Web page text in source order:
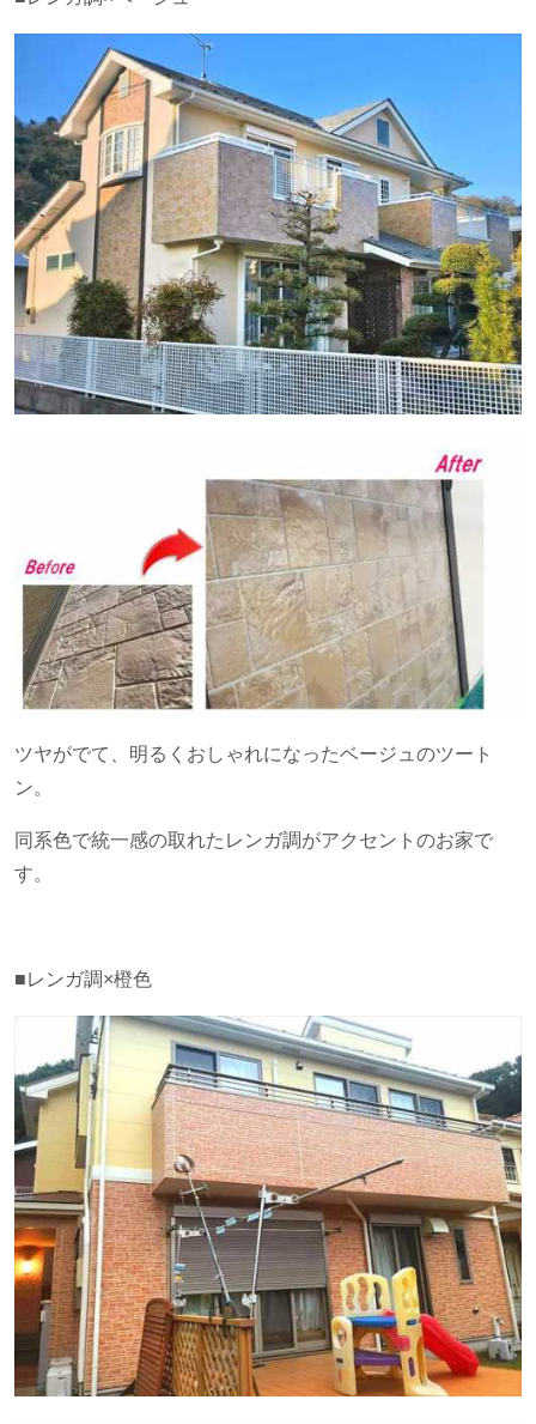
ツヤがでて、明るくおしゃれになったベージュのツート
ン。
同系色で統一感の取れたレンガ調がアクセントのお家で
す。
■レンガ調×橙色